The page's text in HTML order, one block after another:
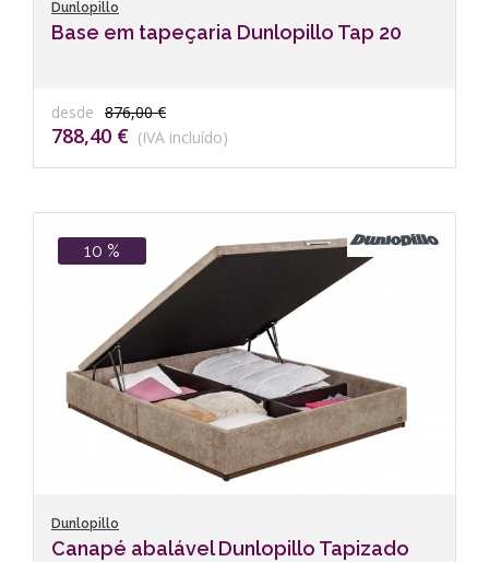
Dunlopillo
Base em tapeçaria Dunlopillo Tap 20
desde 876,00 €
788,40 € (IVA incluído)
10 %
Dunlopillo
Canapé abalável Dunlopillo Tapizado